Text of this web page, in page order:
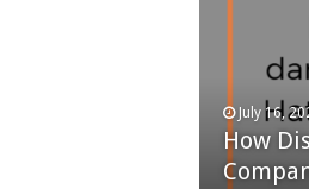
July 16,
How
신흥사
리적 선